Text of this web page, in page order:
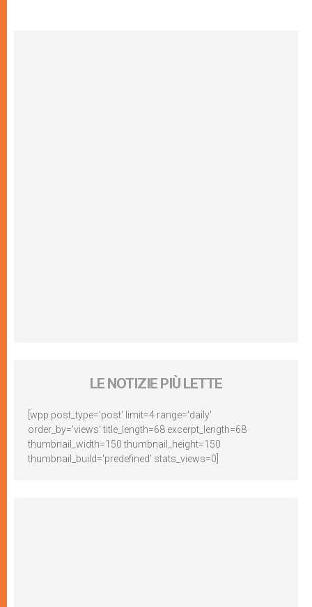
LE NOTIZIE PIÙ LETTE
[wpp post_type='post' limit=4 range='daily'
order_by='views' title_length=68 excerpt_length=68
thumbnail_width=150 thumbnail_height=150
thumbnail_build='predefined' stats_views=0]